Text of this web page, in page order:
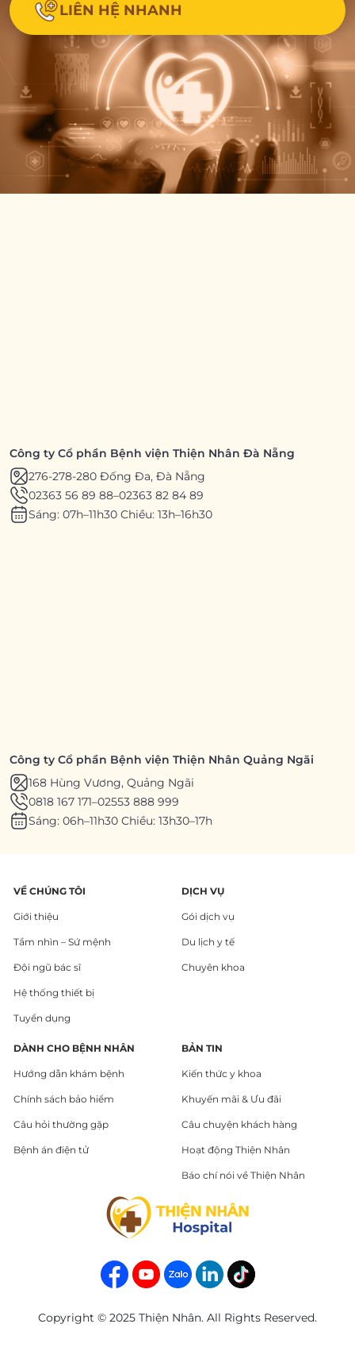
LIÊN HỆ NHANH
Công ty Cổ phần Bệnh viện Thiện Nhân Đà Nẵng
276-278-280 Đống Đa, Đà Nẵng
02363 56 89 88–02363 82 84 89
Sáng: 07h–11h30 Chiều: 13h–16h30
Công ty Cổ phần Bệnh viện Thiện Nhân Quảng Ngãi
168 Hùng Vương, Quảng Ngãi
0818 167 171–02553 888 999
Sáng: 06h–11h30 Chiều: 13h30–17h
VỀ CHÚNG TÔI
Giới thiệu
Tầm nhìn – Sứ mệnh
Đội ngũ bác sĩ
Hệ thống thiết bị
Tuyển dụng
DỊCH VỤ
Gói dịch vụ
Du lịch y tế
Chuyên khoa
DÀNH CHO BỆNH NHÂN
Hướng dẫn khám bệnh
Chính sách bảo hiểm
Câu hỏi thường gặp
Bệnh án điện tử
BẢN TIN
Kiến thức y khoa
Khuyến mãi & Ưu đãi
Câu chuyện khách hàng
Hoạt động Thiện Nhân
Báo chí nói về Thiện Nhân
Copyright © 2025 Thiện Nhân. All Rights Reserved.